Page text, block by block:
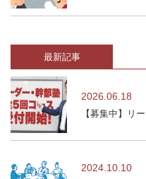
最新記事
2026.06.18
【募集中】リ
2024.10.10